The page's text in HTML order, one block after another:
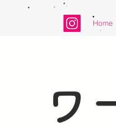
Home
ワ